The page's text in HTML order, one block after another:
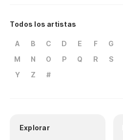
Todos los artistas
A B C D E F G
M
N O P Q R S
Y
Z #
Explorar